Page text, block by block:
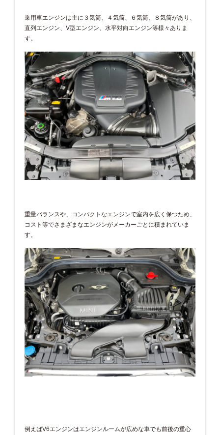
乗用車エンジンは主に３気筒、４気筒、６気筒、８気筒があり、
直列エンジン、V型エンジン、水平対向エンジン等様々ありま
す。
重量バランスや、コンパクトなエンジンで室内を広く保つため、
コスト等でさまざまなエンジンがメーカーごとに積まれていま
す。
例えばV6エンジンはエンジンルームが広めな車でも前後の重心